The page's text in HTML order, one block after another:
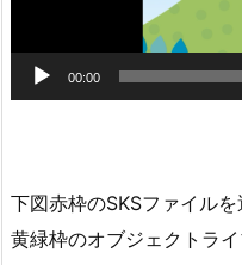
00:00
下図赤枠のSKSファイル
黄緑枠のオブジェクトラ